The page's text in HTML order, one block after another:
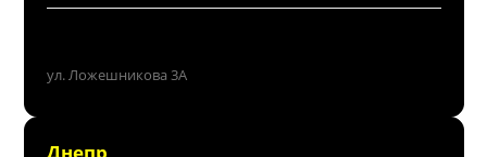
ул. Ложешникова 3А